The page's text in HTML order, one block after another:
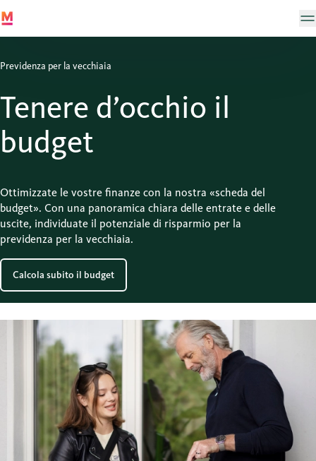
Previdenza per la vecchiaia
Tenere d’occhio il
budget
Ottimizzate le vostre finanze con la nostra «scheda del
budget». Con una panoramica chiara delle entrate e delle
uscite, individuate il potenziale di risparmio per la
previdenza per la vecchiaia.
Calcola subito il budget